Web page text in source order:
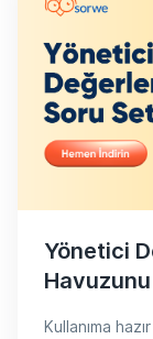
Yönetici
Kullanıma